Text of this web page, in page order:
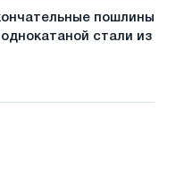
пошлины
стали из